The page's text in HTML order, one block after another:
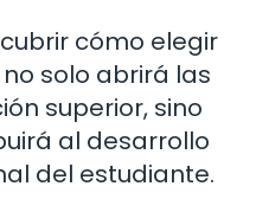
cómo elegir
solo abrirá las
superior, sino
al desarrollo
del estudiante.